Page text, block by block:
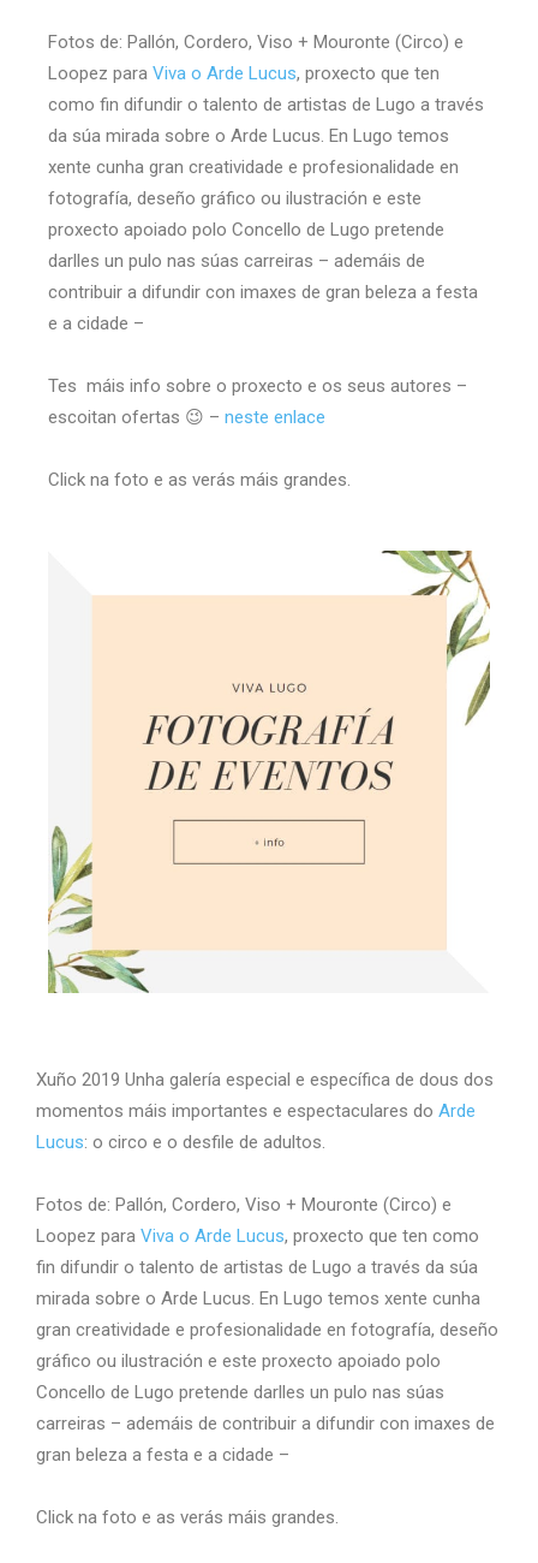
Fotos de: Pallón, Cordero, Viso + Mouronte (Circo) e
Loopez para Viva o Arde Lucus, proxecto que ten
como fin difundir o talento de artistas de Lugo a través
da súa mirada sobre o Arde Lucus. En Lugo temos
xente cunha gran creatividade e profesionalidade en
fotografía, deseño gráfico ou ilustración e este
proxecto apoiado polo Concello de Lugo pretende
darlles un pulo nas súas carreiras – ademáis de
contribuir a difundir con imaxes de gran beleza a festa
e a cidade –
Tes máis info sobre o proxecto e os seus autores –
escoitan ofertas 😉 – neste enlace
Click na foto e as verás máis grandes.
Xuño 2019 Unha galería especial e específica de dous dos
momentos máis importantes e espectaculares do Arde
Lucus: o circo e o desfile de adultos.
Fotos de: Pallón, Cordero, Viso + Mouronte (Circo) e
Loopez para Viva o Arde Lucus, proxecto que ten como
fin difundir o talento de artistas de Lugo a través da súa
mirada sobre o Arde Lucus. En Lugo temos xente cunha
gran creatividade e profesionalidade en fotografía, deseño
gráfico ou ilustración e este proxecto apoiado polo
Concello de Lugo pretende darlles un pulo nas súas
carreiras – ademáis de contribuir a difundir con imaxes de
gran beleza a festa e a cidade –
Click na foto e as verás máis grandes.